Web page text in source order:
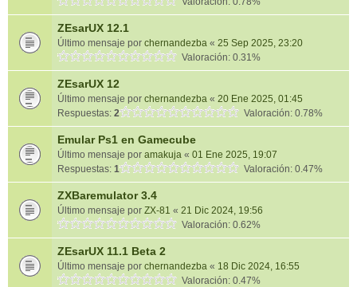
ZEsarUX 12.1
Último mensaje por chernandezba « 25 Sep 2025, 23:20
Valoración: 0.31%
ZEsarUX 12
Último mensaje por chernandezba « 20 Ene 2025, 01:45
Respuestas: 2 Valoración: 0.78%
Emular Ps1 en Gamecube
Último mensaje por amakuja « 01 Ene 2025, 19:07
Respuestas: 1 Valoración: 0.47%
ZXBaremulator 3.4
Último mensaje por ZX-81 « 21 Dic 2024, 19:56
Valoración: 0.62%
ZEsarUX 11.1 Beta 2
Último mensaje por chernandezba « 18 Dic 2024, 16:55
Valoración: 0.47%